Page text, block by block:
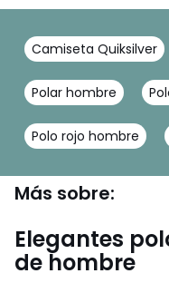
Camiseta Quiksilver
Polar hombre
Polo rojo hombre
Más sobre:
Elegantes
de hombre